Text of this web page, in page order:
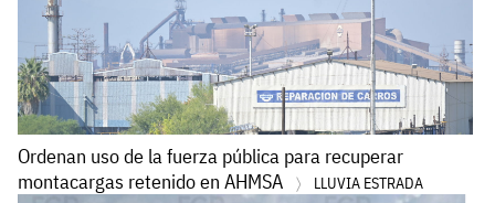
Ordenan uso de la fuerza pública para recuperar
montacargas retenido en AHMSA
LLUVIA ESTRADA